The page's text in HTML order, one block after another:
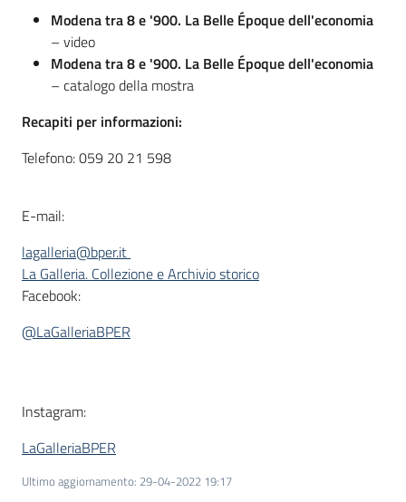
Modena tra 8 e '900. La Belle Époque dell'economia
– video
Modena tra 8 e '900. La Belle Époque dell'economia
– catalogo della mostra
Recapiti per informazioni:
Telefono: 059 20 21 598
E-mail:
lagalleria@bper.it
La Galleria. Collezione e Archivio storico
Facebook:
@LaGalleriaBPER
Instagram:
LaGalleriaBPER
Ultimo aggiornamento: 29-04-2022 19:17